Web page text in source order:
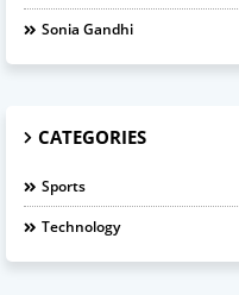
Sonia Gandhi
CATEGORIES
Sports
Technology